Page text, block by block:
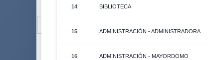
14 BIBLIOTECA
15 ADMINISTRACIÓN - ADMINISTRADORA
16 ADMINISTRACIÓN - MAYORDOMO